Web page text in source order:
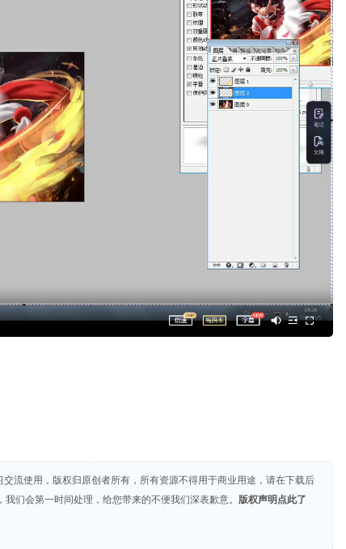
流使用，版权归原创者所有，所有资源不得用于商业用途，请在下载后
们会第一时间处理，给您带来的不便我们深表歉意。 版权声明点此了